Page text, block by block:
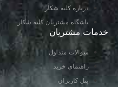
درباره کلبه شکار
باشگاه مشتریان کلبه شکار
خدمات مشتریان
سوالات متداول
راهنمای خرید
پنل کاربران